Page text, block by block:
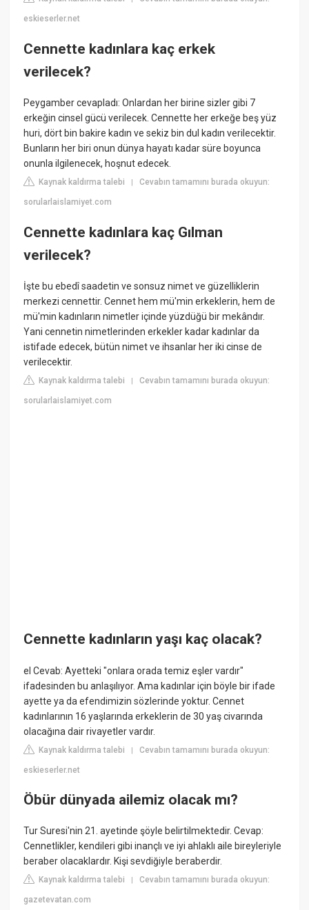
eskieserler.net
Cennette kadınlara kaç erkek
verilecek?
Peygamber cevapladı: Onlardan her birine sizler gibi 7
erkeğin cinsel gücü verilecek. Cennette her erkeğe beş yüz
huri, dört bin bakire kadın ve sekiz bin dul kadın verilecektir.
Bunların her biri onun dünya hayatı kadar süre boyunca
onunla ilgilenecek, hoşnut edecek.
Kaynak kaldırma talebi |Cevabın tamamını burada okuyun:
sorularlaislamiyet.com
Cennette kadınlara kaç Gılman
verilecek?
İşte bu ebedî saadetin ve sonsuz nimet ve güzelliklerin
merkezi cennettir. Cennet hem mü'min erkeklerin, hem de
mü'min kadınların nimetler içinde yüzdüğü bir mekândır.
Yani cennetin nimetlerinden erkekler kadar kadınlar da
istifade edecek, bütün nimet ve ihsanlar her iki cinse de
verilecektir.
Kaynak kaldırma talebi |Cevabın tamamını burada okuyun:
sorularlaislamiyet.com
Cennette kadınların yaşı kaç olacak?
el Cevab: Ayetteki "onlara orada temiz eşler vardır"
ifadesinden bu anlaşılıyor. Ama kadınlar için böyle bir ifade
ayette ya da efendimizin sözlerinde yoktur. Cennet
kadınlarının 16 yaşlarında erkeklerin de 30 yaş civarında
olacağına dair rivayetler vardır.
Kaynak kaldırma talebi |Cevabın tamamını burada okuyun:
eskieserler.net
Öbür dünyada ailemiz olacak mı?
Tur Suresi'nin 21. ayetinde şöyle belirtilmektedir. Cevap:
Cennetlikler, kendileri gibi inançlı ve iyi ahlaklı aile bireyleriyle
beraber olacaklardır. Kişi sevdiğiyle beraberdir.
Kaynak kaldırma talebi |Cevabın tamamını burada okuyun:
gazetevatan.com